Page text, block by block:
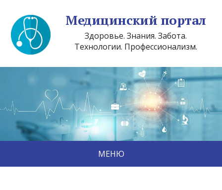
Медицинский портал
Здоровье. Знания. Забота.
Технологии. Профессионализм.
МЕНЮ